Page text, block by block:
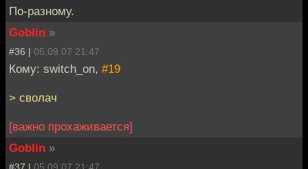
По-разному.
Goblin »
#36 | 05.09.07 21:47
Кому: switch_on, #19
> сволач
[важно прохаживается]
Goblin »